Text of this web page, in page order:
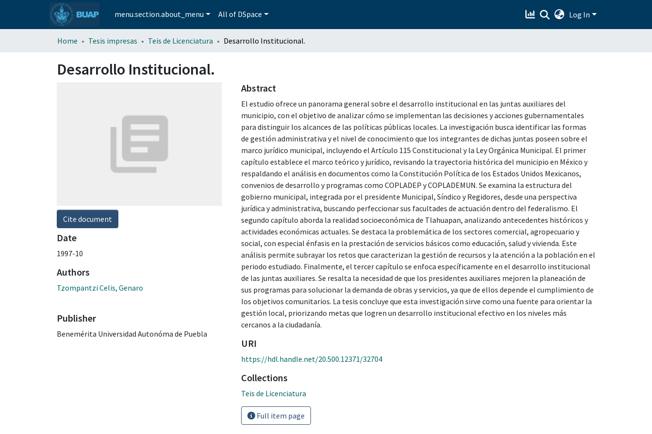
menu.section.about_menu All of DSpace Log In
Home Tesis impresas Teis de Licenciatura Desarrollo Institucional.
Desarrollo Institucional.
Cite document
Date
1997-10
Authors
Tzompantzi Celis, Genaro
Publisher
Benemérita Universidad Autonóma de Puebla
Abstract
El estudio ofrece un panorama general sobre el desarrollo institucional en las juntas auxiliares del
municipio, con el objetivo de analizar cómo se implementan las decisiones y acciones gubernamentales
para distinguir los alcances de las políticas públicas locales. La investigación busca identificar las formas
de gestión administrativa y el nivel de conocimiento que los integrantes de dichas juntas poseen sobre el
marco jurídico municipal, incluyendo el Artículo 115 Constitucional y la Ley Orgánica Municipal. El primer
capítulo establece el marco teórico y jurídico, revisando la trayectoria histórica del municipio en México y
respaldando el análisis en documentos como la Constitución Política de los Estados Unidos Mexicanos,
convenios de desarrollo y programas como COPLADEP y COPLADEMUN. Se examina la estructura del
gobierno municipal, integrada por el presidente Municipal, Síndico y Regidores, desde una perspectiva
jurídica y administrativa, buscando perfeccionar sus facultades de actuación dentro del federalismo. El
segundo capítulo aborda la realidad socioeconómica de Tlahuapan, analizando antecedentes históricos y
actividades económicas actuales. Se destaca la problemática de los sectores comercial, agropecuario y
social, con especial énfasis en la prestación de servicios básicos como educación, salud y vivienda. Este
análisis permite subrayar los retos que caracterizan la gestión de recursos y la atención a la población en el
periodo estudiado. Finalmente, el tercer capítulo se enfoca específicamente en el desarrollo institucional
de las juntas auxiliares. Se resalta la necesidad de que los presidentes auxiliares mejoren la planeación de
sus programas para solucionar la demanda de obras y servicios, ya que de ellos depende el cumplimiento de
los objetivos comunitarios. La tesis concluye que esta investigación sirve como una fuente para orientar la
gestión local, priorizando metas que logren un desarrollo institucional efectivo en los niveles más
cercanos a la ciudadanía.
URI
https://hdl.handle.net/20.500.12371/32704
Collections
Teis de Licenciatura
Full item page